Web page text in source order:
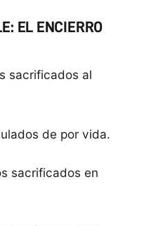
EL ENCIERRO
sacrificados al
de por vida.
sacrificados en